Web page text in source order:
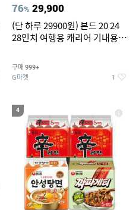
76% 29,900
(단 하루 29900원) 본드 20 24
28인치 여행용 캐리어 기내용
(20%쿠폰)
구매 999+
G마켓 1
4